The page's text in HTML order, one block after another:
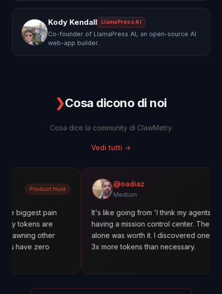
Kody Kendall LlamaPress AI
Co-founder of LlamaPress AI, an open-source AI
web-app builder.
❯Cosa dicono di noi
Cosa dice la community di ClawMetry
Vedi tutti →
pain
are
@oadiaz
Medium
It's like going from 'I think my agents are working'
having a mission control center. The cost tracking
alone was worth it. I discovered one agent was
3x more tokens than necessary.